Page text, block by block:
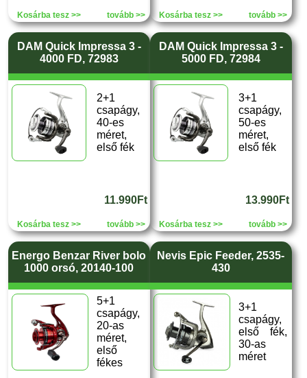
Kosárba tesz >> tovább >> Kosárba tesz >> tovább >>
DAM Quick Impressa 3 -
4000 FD, 72983
2+1
csapágy,
40-es
méret,
első fék
11.990Ft
Kosárba tesz >> tovább >>
DAM Quick Impressa 3 -
5000 FD, 72984
3+1
csapágy,
50-es
méret,
első fék
13.990Ft
Kosárba tesz >> tovább >>
Energo Benzar River bolo
1000 orsó, 20140-100
5+1
csapágy,
20-as
méret,
első
fékes
Nevis Epic Feeder, 2535-
430
3+1
csapágy,
első fék,
30-as
méret